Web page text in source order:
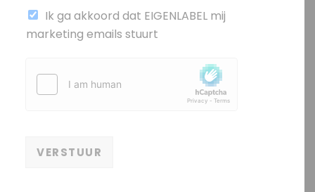
(
o
Ik ga akkoord dat EIGENLABEL mij
marketing emails stuurt
VERSTUUR